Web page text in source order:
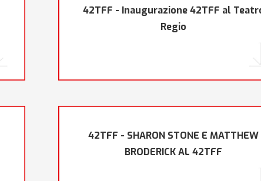
42TFF - Inaugurazione 42TFF al
Regio
42TFF - SHARON STONE E MATTHEW
BRODERICK AL 42TFF